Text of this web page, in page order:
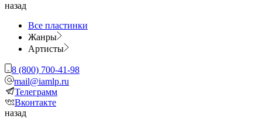
назад
Все пластинки
Жанры
Артисты
8 (800) 700-41-98
mail@iamlp.ru
Телеграмм
Вконтакте
назад